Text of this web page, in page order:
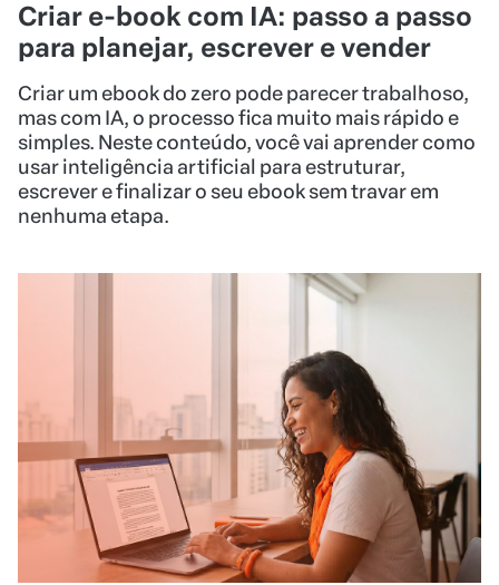
nenhuma etapa.
10/06/2026 COMECE A VENDER
Como publicar um livro sem
editora, estoque ou investimento
antecipado
Publicar um livro físico ficou mais simples com a